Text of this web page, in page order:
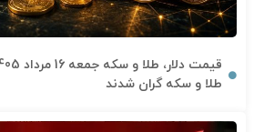
طلا و سکه گران شدند